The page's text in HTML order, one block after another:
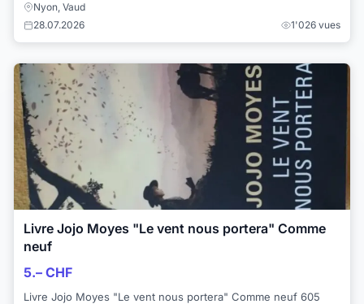
Nyon, Vaud
28.07.2026
1'026 vues
Livre Jojo Moyes "Le vent nous portera" Comme
neuf
5.– CHF
Livre Jojo Moyes "Le vent nous portera" Comme neuf 605